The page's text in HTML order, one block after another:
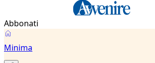
Abbonati
Minima